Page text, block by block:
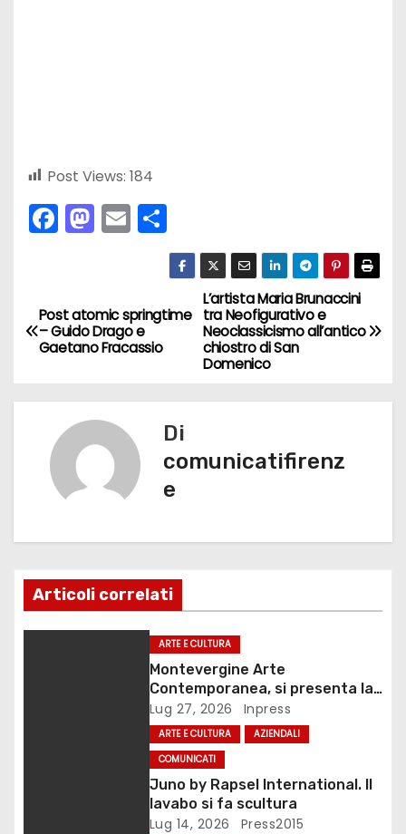
Post Views: 184
F
a
e
b
o
o
k
M
a
o
d
o
n
E
m
l
C
o
n
di
vi
N
a
z
i
o
L’artista Maria Brunaccini
tra Neofigurativo e
Neoclassicismo all’antico
chiostro di San
Domenico
Post atomic springtime
– Guido Drago e
Gaetano Fracassio
Di
comunicatifirenz
e
Articoli correlati
ARTE E CULTURA
Montevergine Arte
Contemporanea, si presenta la
monografia dedicata a Eliana
Adorno
Lug 27, 2026 Inpress
ARTE E CULTURA
AZIENDALI
COMUNICATI
Juno by Rapsel International. Il
lavabo si fa scultura
Lug 14, 2026 Press2015